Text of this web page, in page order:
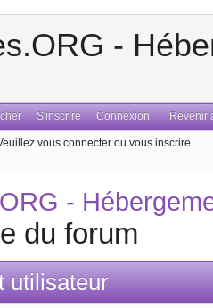
-
S'inscrire Connexion Revenir
vous connecter ou vous inscrire.
-
du forum
utilisateur